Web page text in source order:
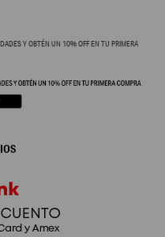
Y OBTÉN UN 10% OFF EN TU PRIMERA